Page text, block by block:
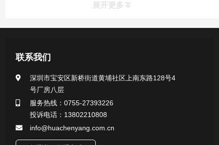
展开更多
一次性使用采样器系列
微生物样本保存液（通用运输传媒介质）系列
核酸（DNA&RNA）样本采集与保存套装系列
联系我们
深圳市宝安区新桥街道黄埔社区上南东路128号4
号厂房八层
服务热线：0755-27393226
投诉电话：13802210808
info@huachenyang.com.cn